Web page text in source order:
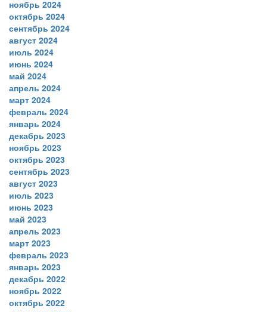
ноябрь 2024
октябрь 2024
сентябрь 2024
август 2024
июль 2024
июнь 2024
май 2024
апрель 2024
март 2024
февраль 2024
январь 2024
декабрь 2023
ноябрь 2023
октябрь 2023
сентябрь 2023
август 2023
июль 2023
июнь 2023
май 2023
апрель 2023
март 2023
февраль 2023
январь 2023
декабрь 2022
ноябрь 2022
октябрь 2022